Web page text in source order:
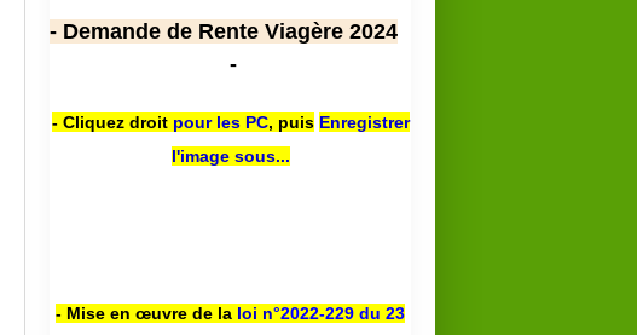
- Demande de Rente Viagère 2024
-
- Cliquez droit pour les PC, puis Enregistrer
l'image sous...
- Mise en œuvre de la loi n°2022-229 du 23